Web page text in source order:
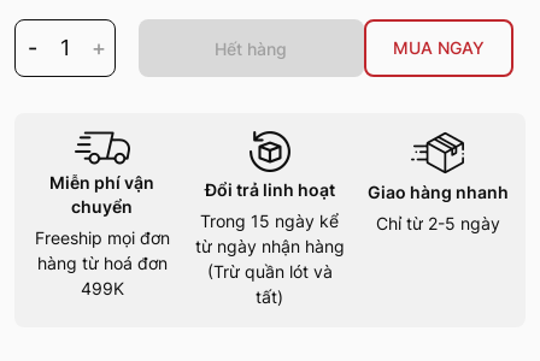
- 1 + Hết hàng MUA NGAY
Miễn phí vận
chuyển
Freeship mọi đơn
hàng từ hoá đơn
499K
Đổi trả linh hoạt
Trong 15 ngày kể
từ ngày nhận hàng
(Trừ quần lót và
tất)
Giao hàng nhanh
Chỉ từ 2-5 ngày